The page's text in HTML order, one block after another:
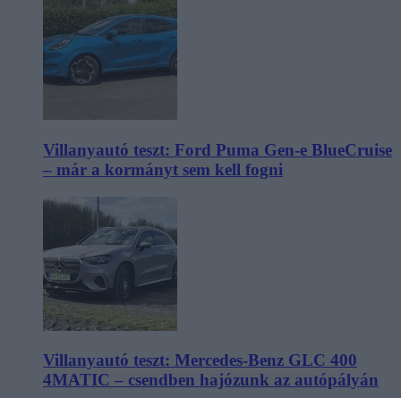
Villanyautó teszt: Ford Puma Gen-e BlueCruise
– már a kormányt sem kell fogni
Villanyautó teszt: Mercedes-Benz GLC 400
4MATIC – csendben hajózunk az autópályán